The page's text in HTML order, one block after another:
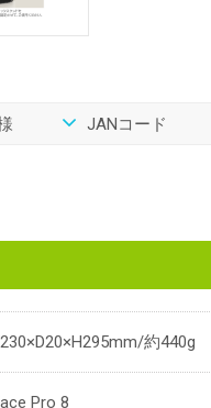
JANコード
約440g
Pro 8